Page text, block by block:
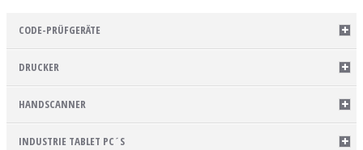
CODE-PRÜFGERÄTE
DRUCKER
HANDSCANNER
INDUSTRIE TABLET PC´S